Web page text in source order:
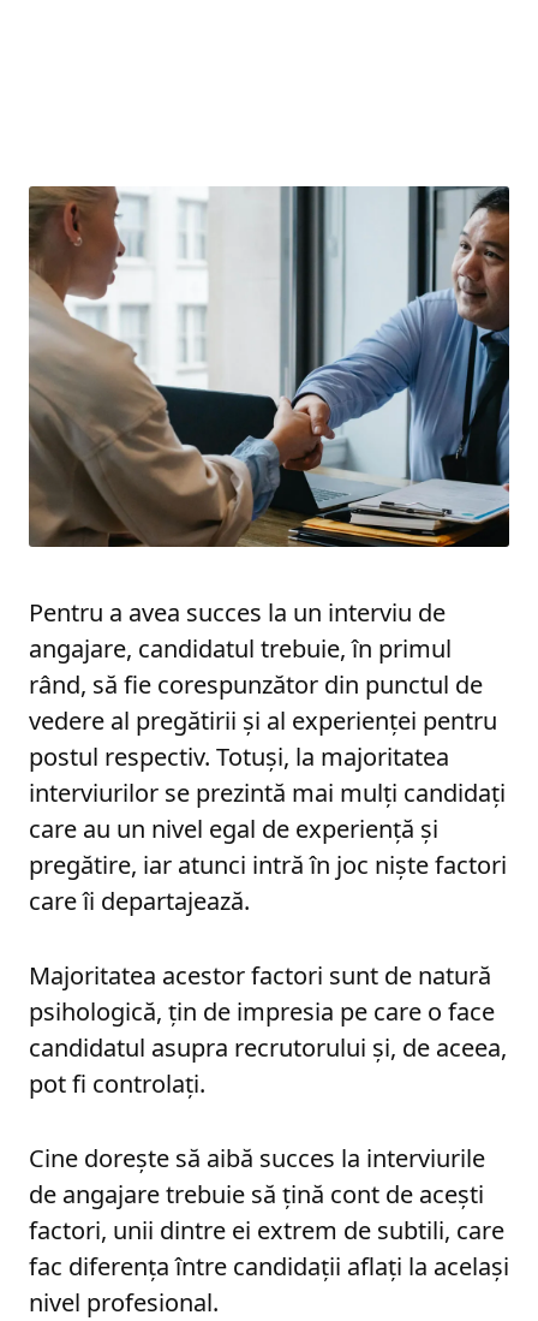
Pentru a avea succes la un interviu de
angajare, candidatul trebuie, în primul
rând, să fie corespunzător din punctul de
vedere al pregătirii și al experienței pentru
postul respectiv. Totuși, la majoritatea
interviurilor se prezintă mai mulți candidați
care au un nivel egal de experiență și
pregătire, iar atunci intră în joc niște factori
care îi departajează.
Majoritatea acestor factori sunt de natură
psihologică, țin de impresia pe care o face
candidatul asupra recrutorului și, de aceea,
pot fi controlați.
Cine dorește să aibă succes la interviurile
de angajare trebuie să țină cont de acești
factori, unii dintre ei extrem de subtili, care
fac diferența între candidații aflați la același
nivel profesional.